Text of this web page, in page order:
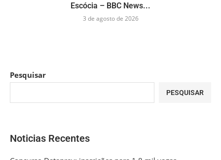
Escócia – BBC News...
3 de agosto de 2026
Pesquisar
PESQUISAR
Noticias Recentes